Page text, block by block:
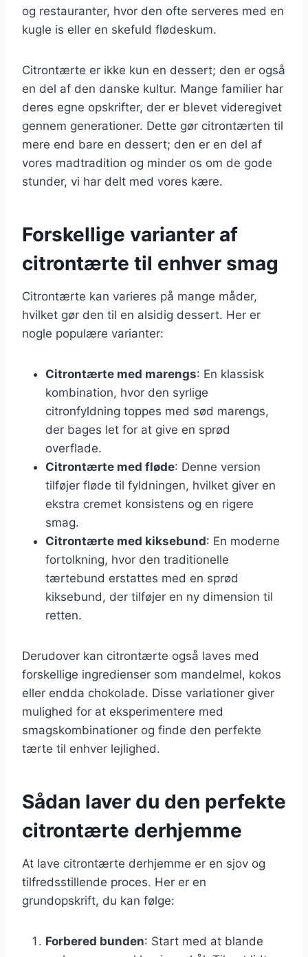
og restauranter, hvor den ofte serveres med en
kugle is eller en skefuld flødeskum.
Citrontærte er ikke kun en dessert; den er også
en del af den danske kultur. Mange familier har
deres egne opskrifter, der er blevet videregivet
gennem generationer. Dette gør citrontærten til
mere end bare en dessert; den er en del af
vores madtradition og minder os om de gode
stunder, vi har delt med vores kære.
Forskellige varianter af
citrontærte til enhver smag
Citrontærte kan varieres på mange måder,
hvilket gør den til en alsidig dessert. Her er
nogle populære varianter:
Citrontærte med marengs: En klassisk
kombination, hvor den syrlige
citronfyldning toppes med sød marengs,
der bages let for at give en sprød
overflade.
Citrontærte med fløde: Denne version
tilføjer fløde til fyldningen, hvilket giver en
ekstra cremet konsistens og en rigere
smag.
Citrontærte med kiksebund: En moderne
fortolkning, hvor den traditionelle
tærtebund erstattes med en sprød
kiksebund, der tilføjer en ny dimension til
retten.
Derudover kan citrontærte også laves med
forskellige ingredienser som mandelmel, kokos
eller endda chokolade. Disse variationer giver
mulighed for at eksperimentere med
smagskombinationer og finde den perfekte
tærte til enhver lejlighed.
Sådan laver du den perfekte
citrontærte derhjemme
At lave citrontærte derhjemme er en sjov og
tilfredsstillende proces. Her er en
grundopskrift, du kan følge:
Forbered bunden: Start med at blande